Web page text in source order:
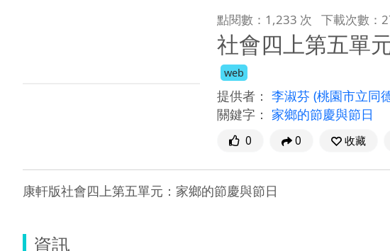
點閱數：1,233 次 下載次數：
社會四上第五單
web
提供者： 李淑芬 (桃園市立同
關鍵字： 家鄉的節慶與節日
0 0 收藏
康軒版社會四上第五單元：家鄉的節慶與節日
資訊